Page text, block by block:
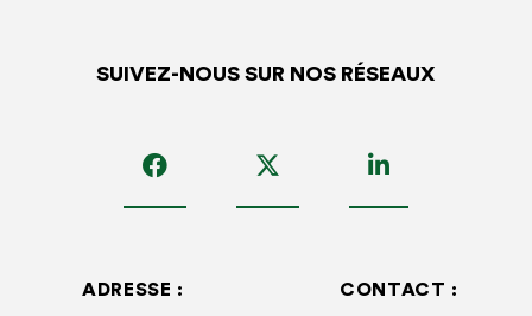
SUIVEZ-NOUS SUR NOS RÉSEAUX
ADRESSE : CONTACT :